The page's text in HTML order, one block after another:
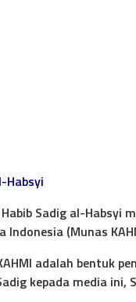
Habsyi
Sadig al-Habsyi
(Munas
adalah bentuk
kepada media ini,